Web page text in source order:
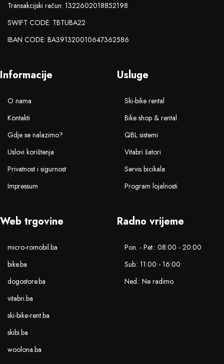
Transakcijski račun: 1322602018852198
SWIFT CODE: TBTUBA22
IBAN CODE: BA391320010647362586
Informacije
O nama
Kontakti
Gdje se nalazimo?
Uslovi korištenja
Privatnost i sigurnost
Impressum
Usluge
Ski-bike rental
Bike shop & rental
QBL sistemi
Vitabri šatori
Servis bicikala
Program lojalnosti
Web trgovine
micro-romobil.ba
bike.ba
dogostore.ba
vitabri.ba
ski-bike-rent.ba
skibi.ba
woolona.ba
Radno vrijeme
Pon. - Pet.: 08:00 - 20:00
Sub.: 11:00 - 16:00
Ned.: Ne radimo